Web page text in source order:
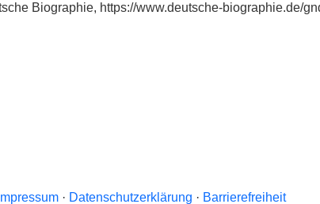
Biographie, https://www.deutsche-biographie.de/
Impressum · Datenschutzerklärung · Barrierefreiheit